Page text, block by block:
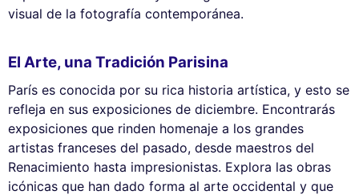
visual de la fotografía contemporánea.
El Arte, una Tradición Parisina
París es conocida por su rica historia artística, y esto se
refleja en sus exposiciones de diciembre. Encontrarás
exposiciones que rinden homenaje a los grandes
artistas franceses del pasado, desde maestros del
Renacimiento hasta impresionistas. Explora las obras
icónicas que han dado forma al arte occidental y que